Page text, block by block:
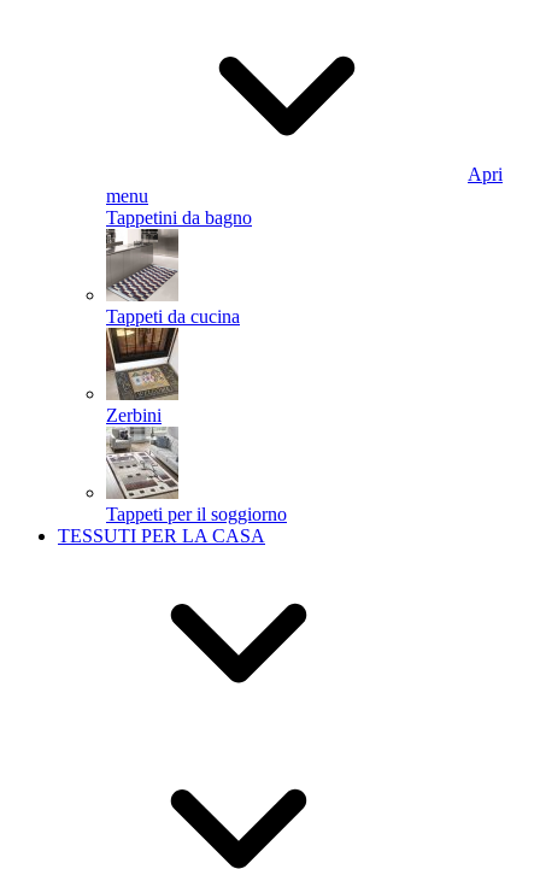
Apri
menu
Tappetini da bagno
Tappeti da cucina
Zerbini
Tappeti per il soggiorno
TESSUTI PER LA CASA